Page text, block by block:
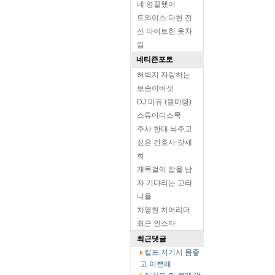
네 영끌했어
트와이스 다현 전
신 타이트한 옷차
림
네티즌포토
허벅지 자랑하는
보송이버섯
DJ 미유 (원미령)
스튜어디스룩
주사 한대 놔주고
싶은 간호사 갓세
희
개목걸이 잡을 남
자 기다리는 고라
니율
차영현 치어리더
최근 인스타
최근댓글
킬포:저기서 몸좋
고 이쁜애